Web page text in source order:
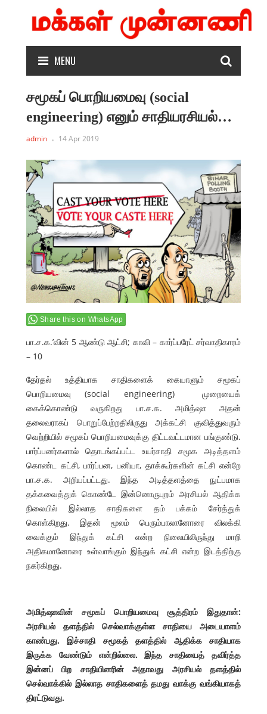
MENU
சமூகப் பொறியமைவு (social
engineering) எனும் சாதியரசியல்…
admin 14 Apr 2019
Share this on WhatsApp
பா.ச.க.’வின் 5 ஆண்டு ஆட்சி; காவி – கார்ப்பரேட் சர்வாதிகாரம்
– 10
தேர்தல் உத்தியாக சாதிகளைக் கையாளும் சமூகப்
பொறியமைவு (social engineering) முறையைக்
கைக்கொண்டு வருகிறது பா.ச.க. அமித்ஷா அதன்
தலைவராகப் பொறுப்பேற்றதிலிருது அக்கட்சி குவித்துவரும்
வெற்றியில் சமூகப் பொறியமைவுக்கு திட்டவட்டமான பங்குண்டு.
பார்ப்பனர்களால் தொடங்கப்பட்ட உயர்சாதி சமூக அடித்தளம்
கொண்ட கட்சி, பார்ப்பன, பனியா, தாக்கூர்களின் கட்சி என்றே
பா.ச.க. அறியப்பட்டது. இந்த அடித்தளத்தை நுட்பமாக
தக்கவைத்துக் கொண்டே இன்னொருபுறம் அரசியல் ஆதிக்க
நிலையில் இல்லாத சாதிகளை தம் பக்கம் சேர்த்துக்
கொள்கிறது. இதன் மூலம் பெரும்பாலானோரை விலக்கி
வைக்கும் இந்துக் கட்சி என்ற நிலையிலிருந்து மாறி
அதிகமானோரை உள்வாங்கும் இந்துக் கட்சி என்ற இடத்திற்கு
நகர்கிறது.
அமித்ஷாவின் சமூகப் பொறியமைவு சூத்திரம் இதுதான்:
அரசியல் தளத்தில் செல்வாக்குள்ள சாதியை அடையாளம்
காண்பது. இச்சாதி சமூகத் தளத்தில் ஆதிக்க சாதியாக
இருக்க வேண்டும் என்றில்லை. இந்த சாதியைத் தவிர்த்த
இன்னப் பிற சாதியினரின் அதாவது அரசியல் தளத்தில்
செல்வாக்கில் இல்லாத சாதிகளைத் தமது வாக்கு வங்கியாகத்
திரட்டுவது.